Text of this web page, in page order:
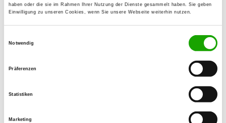
haben oder die sie im Rahmen Ihrer Nutzung der Dienste gesammelt haben. Sie geben
Einwilligung zu unseren Cookies, wenn Sie unsere Webseite weiterhin nutzen.
Notwendig
Präferenzen
Statistiken
Marketing
OG - Walldürn
Details
Am Höpfinger Wäldchen
Details
Untere Au